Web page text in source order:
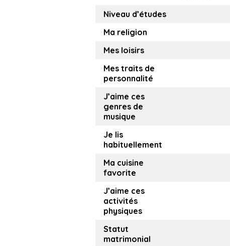
Niveau d’études
Ma religion
Mes loisirs
Mes traits de
personnalité
J’aime ces
genres de
musique
Je lis
habituellement
Ma cuisine
favorite
J’aime ces
activités
physiques
Statut
matrimonial